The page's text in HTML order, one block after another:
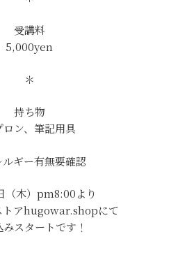
受講料
5,000yen
＊
持ち物
ロン、筆記用具
ギー有無要確認
（木）pm8:00より
トアhugowar.shopにて
スタートです！